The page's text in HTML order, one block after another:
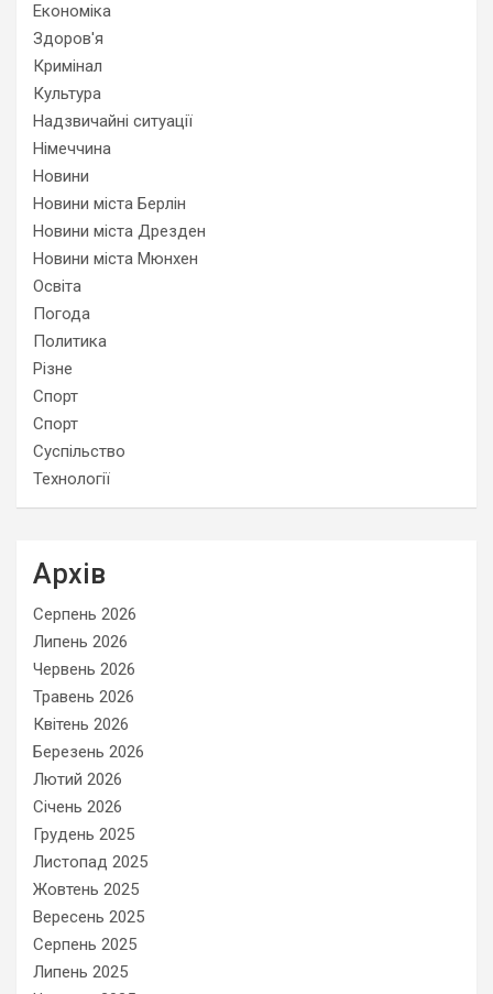
Економіка
Здоров'я
Кримінал
Культура
Надзвичайні ситуації
Німеччина
Новини
Новини міста Берлін
Новини міста Дрезден
Новини міста Мюнхен
Освіта
Погода
Политика
Різне
Спорт
Спорт
Суспільство
Технології
Архів
Серпень 2026
Липень 2026
Червень 2026
Травень 2026
Квітень 2026
Березень 2026
Лютий 2026
Січень 2026
Грудень 2025
Листопад 2025
Жовтень 2025
Вересень 2025
Серпень 2025
Липень 2025